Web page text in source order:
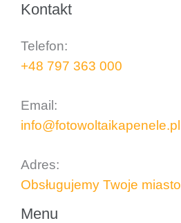
Kontakt
Telefon:
+48 797 363 000
Email:
info@fotowoltaikapenele.pl
Adres:
Obsługujemy Twoje miasto
Menu